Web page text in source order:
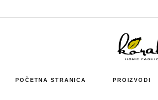
POČETNA STRANICA PROIZVODI